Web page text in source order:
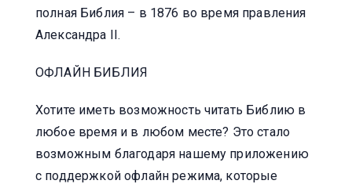
полная Библия – в 1876 во время правления
Александра II.
ОФЛАЙН БИБЛИЯ
Хотите иметь возможность читать Библию в
любое время и в любом месте? Это стало
возможным благодаря нашему приложению
с поддержкой офлайн режима, которые